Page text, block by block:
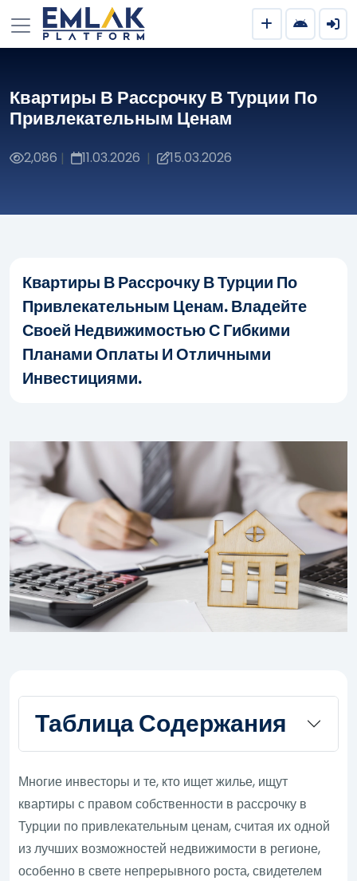
Квартиры В Рассрочку В Турции По
Привлекательным Ценам
2,086 | 11.03.2026 | 15.03.2026
Квартиры В Рассрочку В Турции По
Привлекательным Ценам. Владейте
Своей Недвижимостью С Гибкими
Планами Оплаты И Отличными
Инвестициями.
Таблица Содержания
Многие инвесторы и те, кто ищет жилье, ищут
квартиры с правом собственности в рассрочку в
Турции по привлекательным ценам, считая их одной
из лучших возможностей недвижимости в регионе,
особенно в свете непрерывного роста, свидетелем